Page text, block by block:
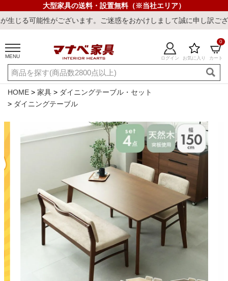
大型家具の送料・設置無料（※当社エリア）
います。ご迷惑をおかけしまして誠に申し訳ございません。
MENU ログイン お気に入り カート
0
ご利用ガイド 新規会員登録
店舗一覧 閲覧履歴
よくある質問
キーワード・商品番号で探す
最短発送 冷感ラグ 冷感寝具 ワークデスク
HOME 家具
ダイニングテーブル・セット
ダイニングテーブル